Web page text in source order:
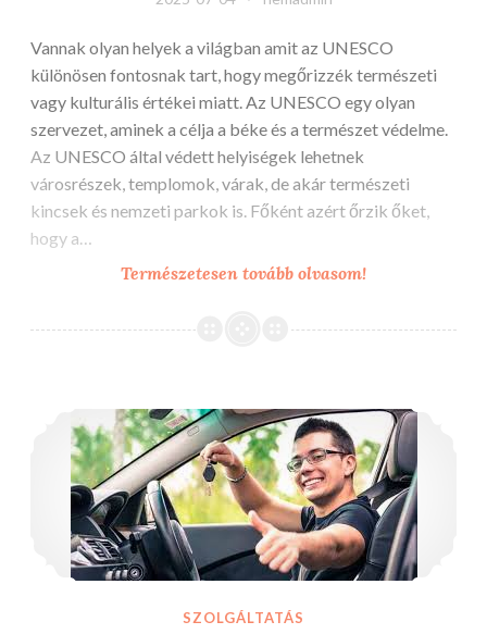
Vannak olyan helyek a világban amit az UNESCO
különösen fontosnak tart, hogy megőrizzék természeti
vagy kulturális értékei miatt. Az UNESCO egy olyan
szervezet, aminek a célja a béke és a természet védelme.
Az UNESCO által védett helyiségek lehetnek
városrészek, templomok, várak, de akár természeti
kincsek és nemzeti parkok is. Főként azért őrzik őket,
hogy a…
Természetesen tovább olvasom!Világörökségek
Milyen lehetőségek vannak diákként, ha szeretnénk megtanulni autót vezetni?
SZOLGÁLTATÁS